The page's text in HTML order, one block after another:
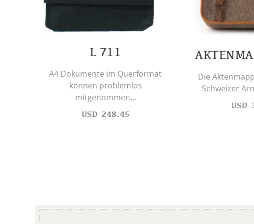
L 711
A4 Dokumente im Querformat
können problemlos
mitgenommen...
USD 248.45
Die
Schweizer
USD